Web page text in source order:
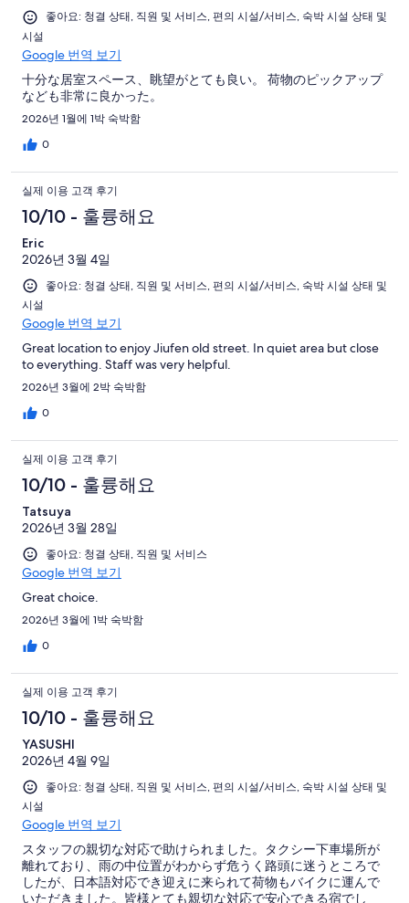
좋아요: 청결 상태, 직원 및 서비스, 편의 시설/서비스, 숙박 시설 상태 및
시설
Google 번역 보기
十分な居室スペース、眺望がとても良い。 荷物のピックアップ
なども非常に良かった。
2026년 1월에 1박 숙박함
0
실제 이용 고객 후기
10/10 - 훌륭해요
Eric
2026년 3월 4일
좋아요: 청결 상태, 직원 및 서비스, 편의 시설/서비스, 숙박 시설 상태 및
시설
Google 번역 보기
Great location to enjoy Jiufen old street. In quiet area but close
to everything. Staff was very helpful.
2026년 3월에 2박 숙박함
0
실제 이용 고객 후기
10/10 - 훌륭해요
Tatsuya
2026년 3월 28일
좋아요: 청결 상태, 직원 및 서비스
Google 번역 보기
Great choice.
2026년 3월에 1박 숙박함
0
실제 이용 고객 후기
10/10 - 훌륭해요
YASUSHI
2026년 4월 9일
좋아요: 청결 상태, 직원 및 서비스, 편의 시설/서비스, 숙박 시설 상태 및
시설
Google 번역 보기
スタッフの親切な対応で助けられました。タクシー下車場所が
離れており、雨の中位置がわからず危うく路頭に迷うところで
したが、日本語対応でき迎えに来られて荷物もバイクに運んで
いただきました。皆様とても親切な対応で安心できる宿でし